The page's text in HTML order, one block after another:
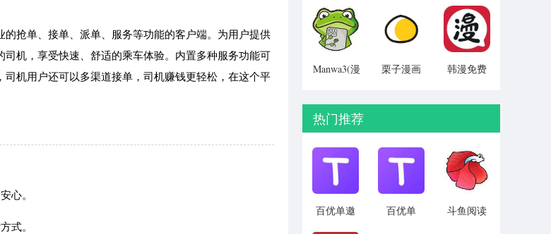
抢单、接单、派单、服务等功能的客户端。为用户提供
机，享受快速、舒适的乘车体验。内置多种服务功能可
机用户还可以多渠道接单，司机赚钱更轻松，在这个平
心。
式。
v1.0.0
v5.2.1
v1.1.48
Manwa3(漫
版 v2.0.0
栗子漫画
韩漫免费
热门推荐
百优单邀
百优单
斗鱼阅读